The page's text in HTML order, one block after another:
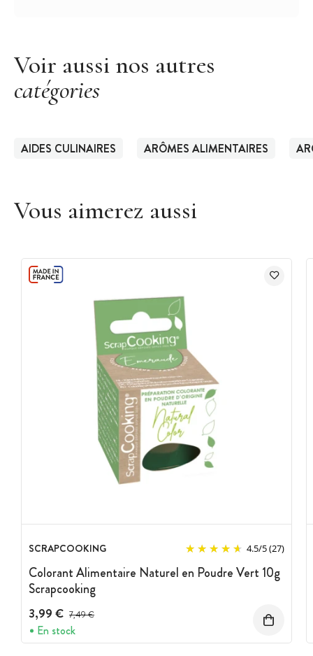
Voir aussi nos autres
catégories
AIDES CULINAIRES ARÔMES ALIMENTAIRES
Vous aimerez aussi
SCRAPCOOKING 4.5/5(27)
Colorant Alimentaire Naturel en Poudre Vert 10g
Scrapcooking
3,99 € Prix avant réduction :
7,49 €
En stock